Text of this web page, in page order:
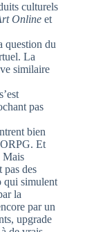
culturels
Online et
question du
La
similaire
pas
bien
Et
Mais
pas des
qui simulent
la
par un
upgrade